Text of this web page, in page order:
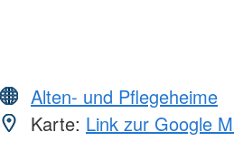
Alten- und Pflegeheime
Karte: Link zur Google